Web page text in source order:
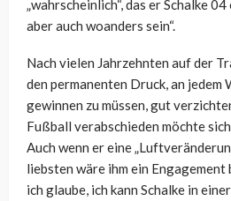
„wahrscheinlich“, das er Schalke
aber auch woanders sein“.
Nach vielen Jahrzehnten auf der
den permanenten Druck, an jedem
gewinnen zu müssen, gut
Fußball verabschieden möchte
Auch wenn er eine
liebsten wäre ihm ein Engagement
ich glaube, ich kann Schalke in